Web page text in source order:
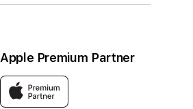
Apple Premium Partner